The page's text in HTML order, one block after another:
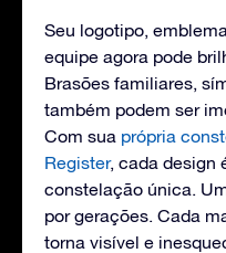
Seu logotipo,
equipe agora pode
Brasões familiares,
também podem ser
Com sua própria
Register, cada design
constelação única.
por gerações. Cada
torna visível e